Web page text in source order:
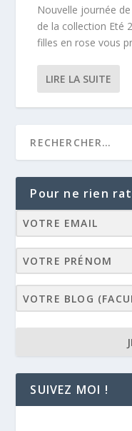
Nouvelle journée
de la collection Eté
filles en rose vous
LIRE LA SUITE
Pour ne rien
SUIVEZ MOI !